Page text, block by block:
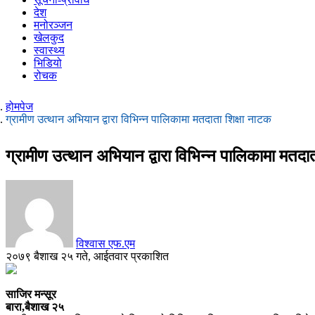
देश
मनोरञ्जन
खेलकुद
स्वास्थ्य
भिडियो
रोचक
होमपेज
ग्रामीण उत्थान अभियान द्वारा विभिन्न पालिकामा मतदाता शिक्षा नाटक
ग्रामीण उत्थान अभियान द्वारा विभिन्न पालिकामा
विश्वास एफ.एम
२०७९ बैशाख २५ गते, आईतवार प्रकाशित
साजिर मन्सूर
बारा,बैशाख २५